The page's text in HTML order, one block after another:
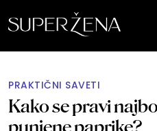
PRAKTIČNI SAVETI
Kako se pravi
punjene paprike?